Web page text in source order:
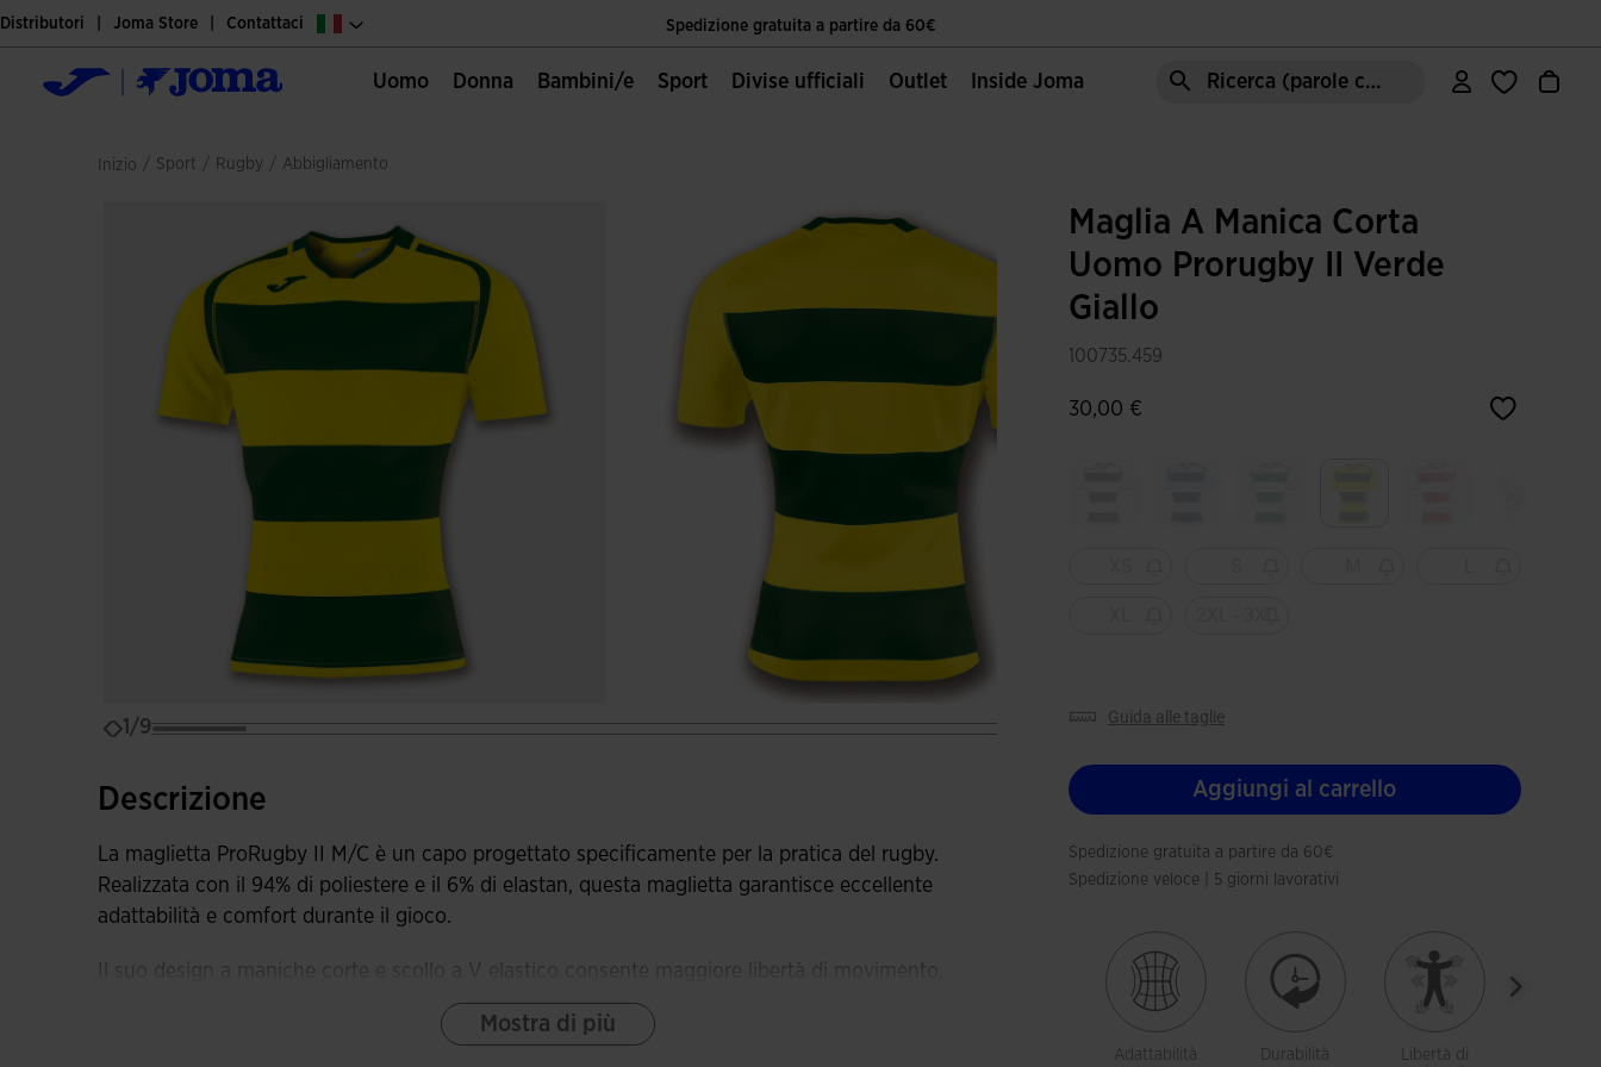
Spedizione gratuita a partire da 60€
Unica Pagina Ufficiale Joma Sport
Spedizione gratuita a partire da 60€
Distributori Joma Store Contattaci
Uomo Donna Bambini/e Sport Divise ufficiali Outlet Inside Joma Ricerca (parole chiave, ecc.)
Inizio / sport / rugby / abbigliamento
1/9
Descrizione
La maglietta ProRugby II M/C è un capo progettato specificamente per la pratica del rugby.
Realizzata con il 94% di poliestere e il 6% di elastan, questa maglietta garantisce eccellente
adattabilità e comfort durante il gioco.
Il suo design a maniche corte e scollo a V elastico consente maggiore libertà di movimento,
mentre le maniche raglan e la vestibilità aderente assicurano una calzata perfetta al corpo.
Inoltre, il tessuto elastico e tecnico offre maggiore flessibilità e resistenza all'abrasione.
Mostra di più
Maglia A Manica Corta
Uomo Prorugby II Verde
Giallo
100735.459
30,00 €
guida alle taglie
Aggiungi al carrello
Spedizione gratuita a partire da 60€
Spedizione veloce | 5 giorni lavorativi
Adattabilità Durabilità
Libertà di